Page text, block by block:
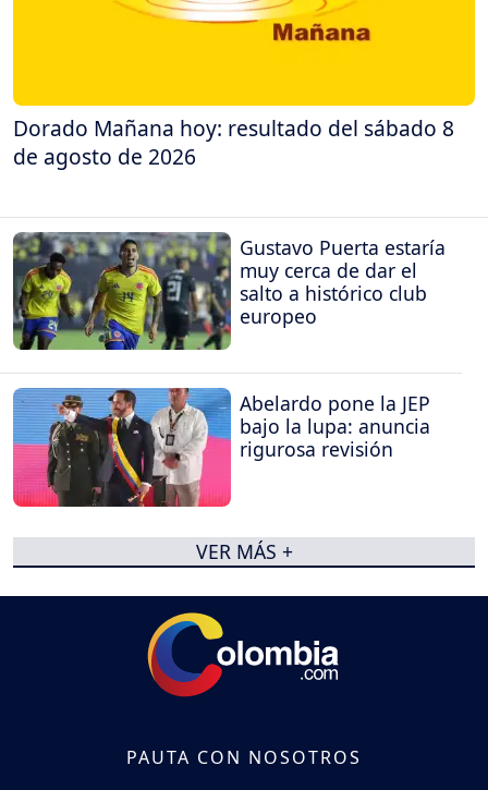
Dorado Mañana hoy: resultado del sábado 8
de agosto de 2026
Gustavo Puerta estaría
muy cerca de dar el
salto a histórico club
europeo
Abelardo pone la JEP
bajo la lupa: anuncia
rigurosa revisión
VER MÁS +
PAUTA CON NOSOTROS